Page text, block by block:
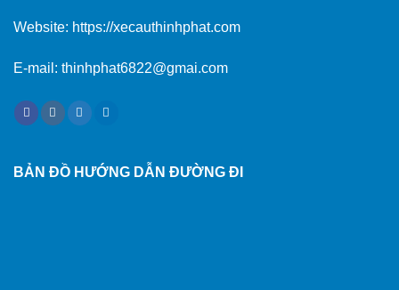
Website: https://xecauthinhphat.com
E-mail: thinhphat6822@gmai.com
BẢN ĐỒ HƯỚNG DẪN ĐƯỜNG ĐI